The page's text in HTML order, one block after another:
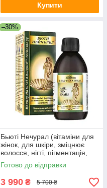
Купити
–30%
Бьюті Нечурал (вітаміни для
жінок, для шкіри, зміцнює
волосся, нігті, пігментація,
зморшки, омолодження)
Готово до відправки
3 990 ₴ 5 700 ₴